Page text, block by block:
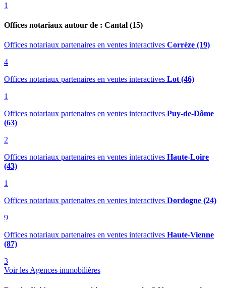
1
Offices notariaux autour de : Cantal (15)
Offices notariaux partenaires en ventes interactives Corrèze (19)
4
Offices notariaux partenaires en ventes interactives Lot (46)
1
Offices notariaux partenaires en ventes interactives Puy-de-Dôme
(63)
2
Offices notariaux partenaires en ventes interactives Haute-Loire
(43)
1
Offices notariaux partenaires en ventes interactives Dordogne (24)
9
Offices notariaux partenaires en ventes interactives Haute-Vienne
(87)
3
Voir les Agences immobilières